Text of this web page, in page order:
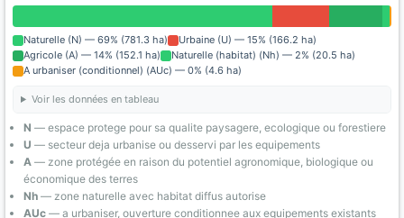
Naturelle (N) — 69% (781.3 ha)
Urbaine (U) — 15% (166.2 ha)
Agricole (A) — 14% (152.1 ha)
Naturelle (habitat) (Nh) — 2% (20.5 ha)
A urbaniser (conditionnel) (AUc) — 0% (4.6 ha)
Voir les données en tableau
N — espace protege pour sa qualite paysagere, ecologique ou forestiere
U — secteur deja urbanise ou desservi par les equipements
A — zone protégée en raison du potentiel agronomique, biologique ou
économique des terres
Nh — zone naturelle avec habitat diffus autorise
AUc — a urbaniser, ouverture conditionnee aux equipements existants